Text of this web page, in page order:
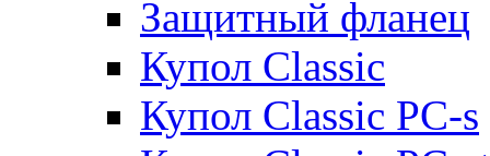
Защитный фланец
Купол Classic
Купол Classic PC-s